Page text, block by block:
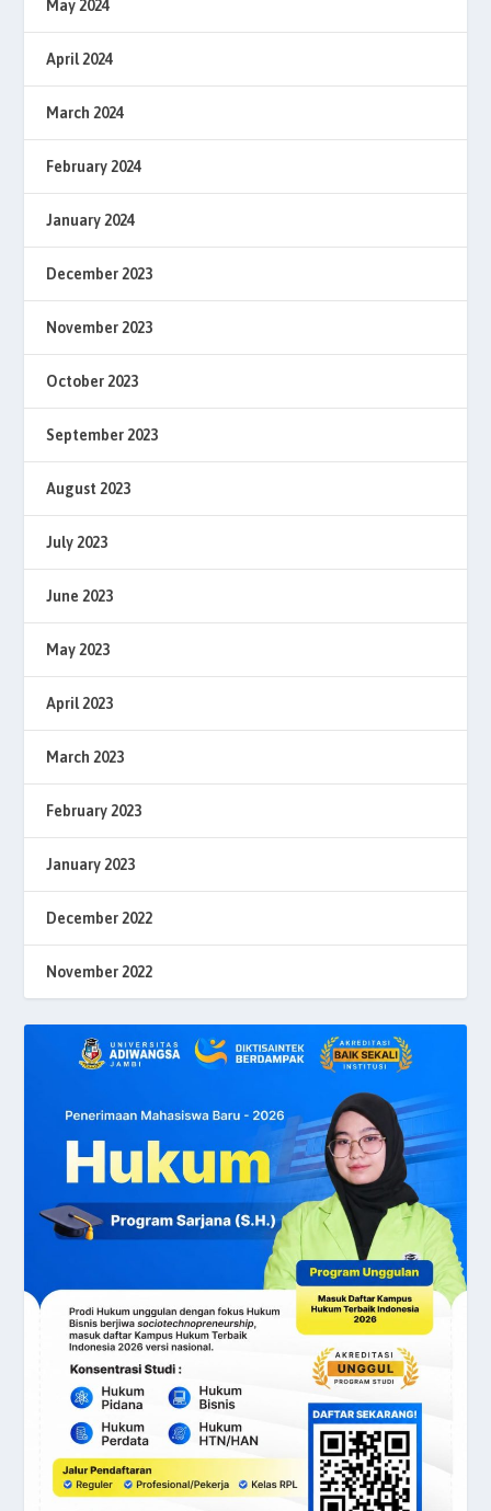
May 2024
April 2024
March 2024
February 2024
January 2024
December 2023
November 2023
October 2023
September 2023
August 2023
July 2023
June 2023
May 2023
April 2023
March 2023
February 2023
January 2023
December 2022
November 2022